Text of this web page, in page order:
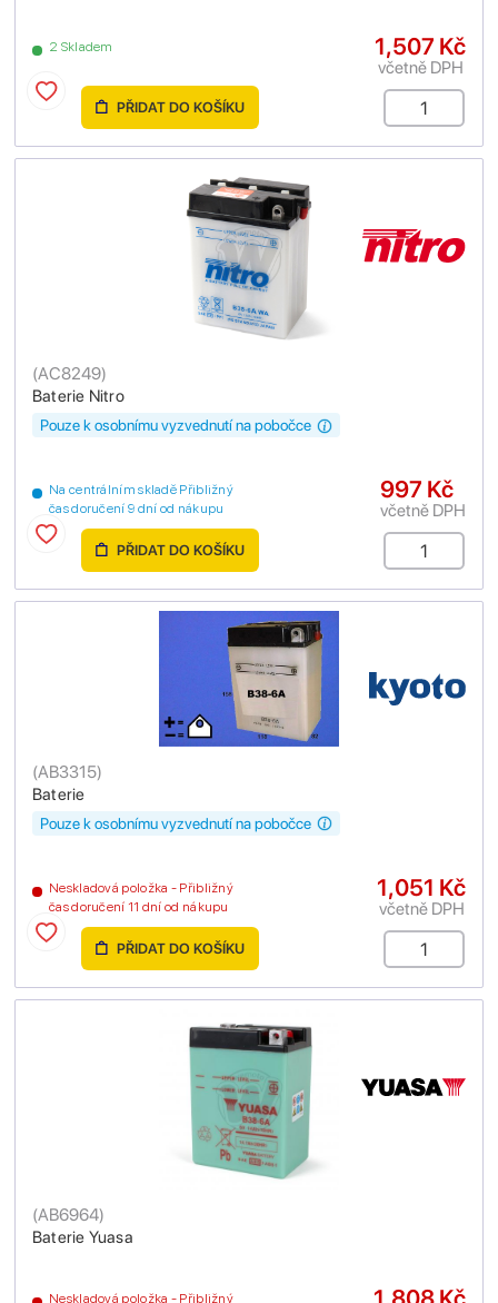
2 Skladem 1,507 Kč
včetně DPH
PŘIDAT DO KOŠÍKU
Baterie Nitro
(AC8249)
Na centrálním skladě Přibližný
čas doručení 9 dní od nákupu
Pouze k osobnímu vyzvednutí na pobočce
997 Kč
včetně DPH
PŘIDAT DO KOŠÍKU
Baterie
(AB3315)
Neskladová položka - Přibližný
čas doručení 11 dní od nákupu
Pouze k osobnímu vyzvednutí na pobočce
1,051 Kč
včetně DPH
PŘIDAT DO KOŠÍKU
Baterie Yuasa
(AB6964)
Neskladová položka - Přibližný